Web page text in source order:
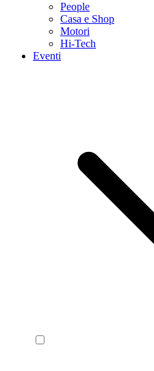
People
Casa e Shop
Motori
Hi-Tech
Eventi